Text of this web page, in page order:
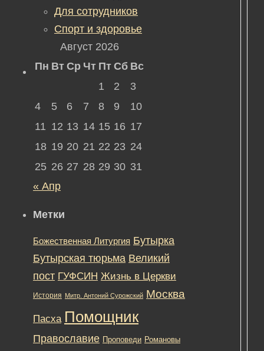
Для сотрудников
Спорт и здоровье
Август 2026
Пн Вт Ср Чт Пт Сб Вс
1
2
3
4
5 6 7 8 9
10
11 12 13 14 15 16 17
18 19 20 21 22 23 24
25 26 27 28 29 30 31
« Апр
Метки
Божественная Литургия Бутырка
Бутырская тюрьма Великий
пост ГУФСИН Жизнь в Церкви
История Митр. Антоний Сурожский Москва
Пасха Помощник
Православие Проповеди Романовы